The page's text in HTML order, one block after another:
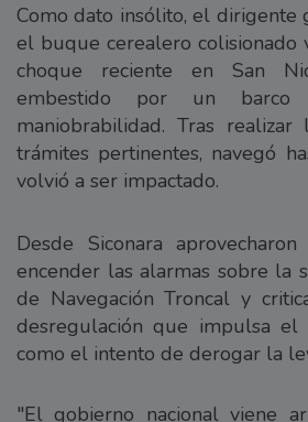
Como dato insólito, el
el buque cerealero colisionado
choque reciente en San
embestido por un
maniobrabilidad. Tras realizar
trámites pertinentes, navegó
volvió a ser impactado.
Desde Siconara
encender las alarmas sobre la
de Navegación Troncal y
desregulación que impulsa el
como el intento de derogar la
"El gobierno nacional viene